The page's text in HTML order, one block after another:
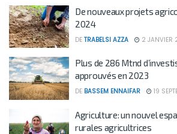
De nouveaux projets
2024
DE TRABELSI AZZA 2 JANVIER
Plus de 286 Mtnd
approuvés en 2023
DE BASSEM ENNAIFAR 19
Agriculture: un nouvel
rurales agricultrices